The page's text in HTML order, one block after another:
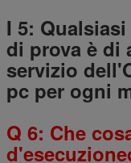
I 5:
di prova è di
servizio
pc per ogni
Q 6: Che